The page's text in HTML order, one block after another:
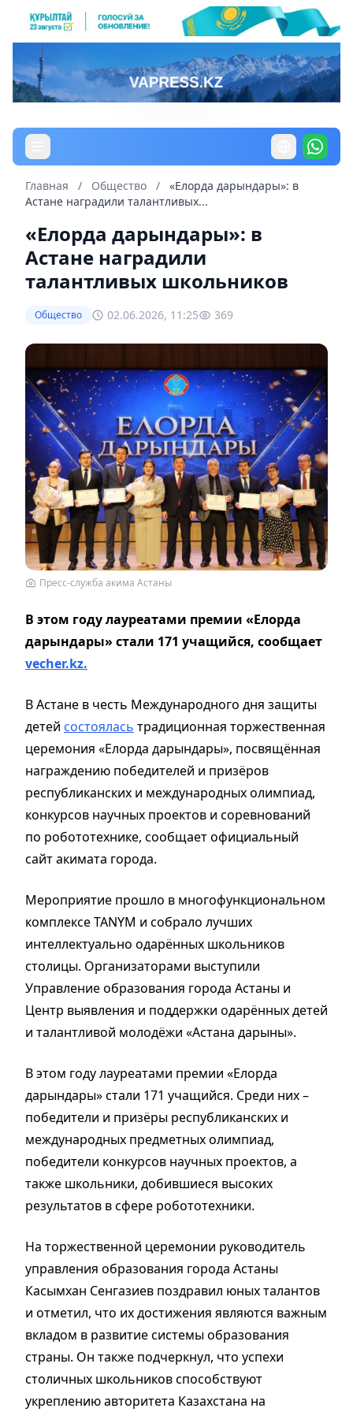
Главная / Общество /
«Елорда дарындары»: в
Астане наградили талантливых...
«Елорда дарындары»: в
Астане наградили
талантливых школьников
Общество 02.06.2026, 11:25 369
Пресс-служба акима Астаны
В этом году лауреатами премии «Елорда
дарындары» стали 171 учащийся, сообщает
vecher.kz.
В Астане в честь Международного дня защиты
детей состоялась традиционная торжественная
церемония «Елорда дарындары», посвящённая
награждению победителей и призёров
республиканских и международных олимпиад,
конкурсов научных проектов и соревнований
по робототехнике, сообщает официальный
сайт акимата города.
Мероприятие прошло в многофункциональном
комплексе TANYM и собрало лучших
интеллектуально одарённых школьников
столицы. Организаторами выступили
Управление образования города Астаны и
Центр выявления и поддержки одарённых детей
и талантливой молодёжи «Астана дарыны».
В этом году лауреатами премии «Елорда
дарындары» стали 171 учащийся. Среди них –
победители и призёры республиканских и
международных предметных олимпиад,
победители конкурсов научных проектов, а
также школьники, добившиеся высоких
результатов в сфере робототехники.
На торжественной церемонии руководитель
управления образования города Астаны
Касымхан Сенгазиев поздравил юных талантов
и отметил, что их достижения являются важным
вкладом в развитие системы образования
страны. Он также подчеркнул, что успехи
столичных школьников способствуют
укреплению авторитета Казахстана на